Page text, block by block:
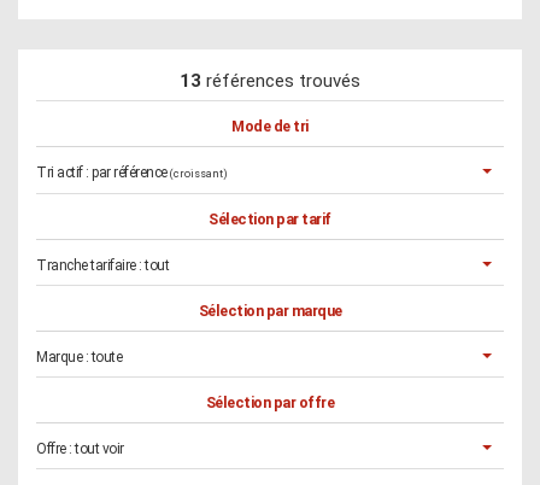
13 références trouvés
Mode de tri
Tri actif : par référence (croissant)
Sélection par tarif
Tranche tarifaire :tout
Sélection par marque
Marque :toute
Sélection par offre
Offre :tout voir